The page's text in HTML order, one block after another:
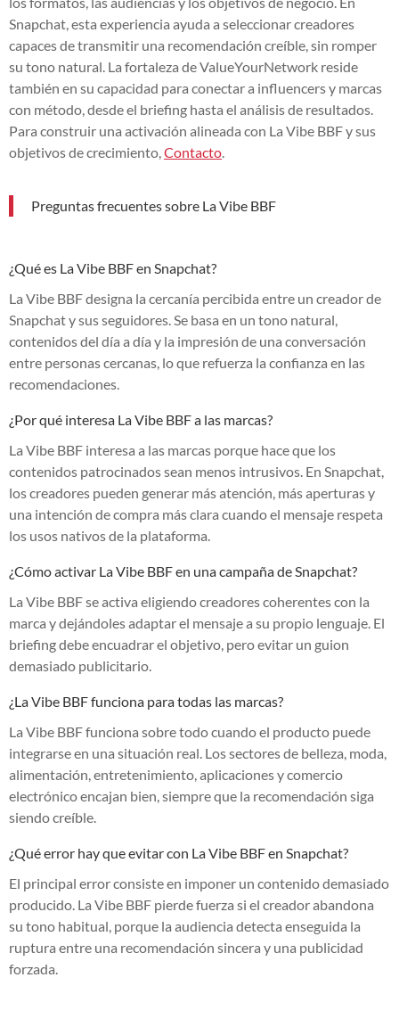
Snapchat, esta experiencia ayuda a seleccionar creadores
capaces de transmitir una recomendación creíble, sin romper
su tono natural. La fortaleza de ValueYourNetwork reside
también en su capacidad para conectar a influencers y marcas
con método, desde el briefing hasta el análisis de resultados.
Para construir una activación alineada con La Vibe BBF y sus
objetivos de crecimiento, Contacto
Preguntas frecuentes sobre La Vibe BBF
¿Qué es La Vibe BBF en Snapchat?
La Vibe BBF designa la cercanía percibida entre un creador de
Snapchat y sus seguidores. Se basa en un tono natural,
contenidos del día a día y la impresión de una conversación
entre personas cercanas, lo que refuerza la confianza en las
recomendaciones.
¿Por qué interesa La Vibe BBF a las marcas?
La Vibe BBF interesa a las marcas porque hace que los
contenidos patrocinados sean menos intrusivos. En Snapchat,
los creadores pueden generar más atención, más aperturas y
una intención de compra más clara cuando el mensaje respeta
los usos nativos de la plataforma.
¿Cómo activar La Vibe BBF en una campaña de Snapchat?
La Vibe BBF se activa eligiendo creadores coherentes con la
marca y dejándoles adaptar el mensaje a su propio lenguaje. El
briefing debe encuadrar el objetivo, pero evitar un guion
demasiado publicitario.
¿La Vibe BBF funciona para todas las marcas?
La Vibe BBF funciona sobre todo cuando el producto puede
integrarse en una situación real. Los sectores de belleza, moda,
alimentación, entretenimiento, aplicaciones y comercio
electrónico encajan bien, siempre que la recomendación siga
siendo creíble.
¿Qué error hay que evitar con La Vibe BBF en Snapchat?
El principal error consiste en imponer un contenido demasiado
producido. La Vibe BBF pierde fuerza si el creador abandona
su tono habitual, porque la audiencia detecta enseguida la
ruptura entre una recomendación sincera y una publicidad
forzada.